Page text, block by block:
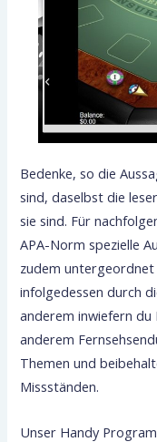
Bedenke, so die
sind, daselbst die
sie sind. Für
APA-Norm spezielle
zudem untergeordnet
infolgedessen durch
anderem inwiefern
anderem
Themen und
Missständen.
Unser Handy